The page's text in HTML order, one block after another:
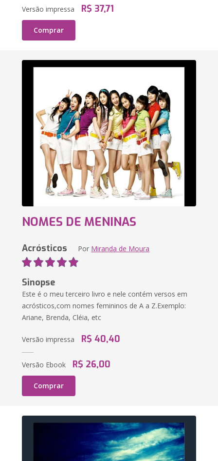
Versão impressa R$ 37,71
Comprar
NOMES DE MENINAS
Acrósticos Por Miranda de Moura
Sinopse
Este é o meu terceiro livro e nele contém versos em
acrósticos,com nomes femininos de A a Z.Exemplo:
Ariane, Brenda, Cléia, etc
Versão impressa R$ 40,40
Versão Ebook R$ 26,00
Comprar